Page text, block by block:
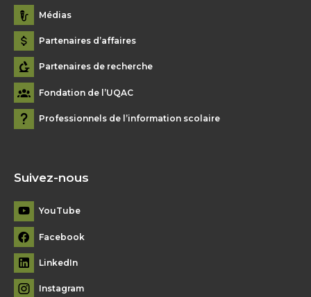
Médias
Partenaires d’affaires
Partenaires de recherche
Fondation de l’UQAC
Professionnels de l’information scolaire
Suivez-nous
YouTube
Facebook
LinkedIn
Instagram